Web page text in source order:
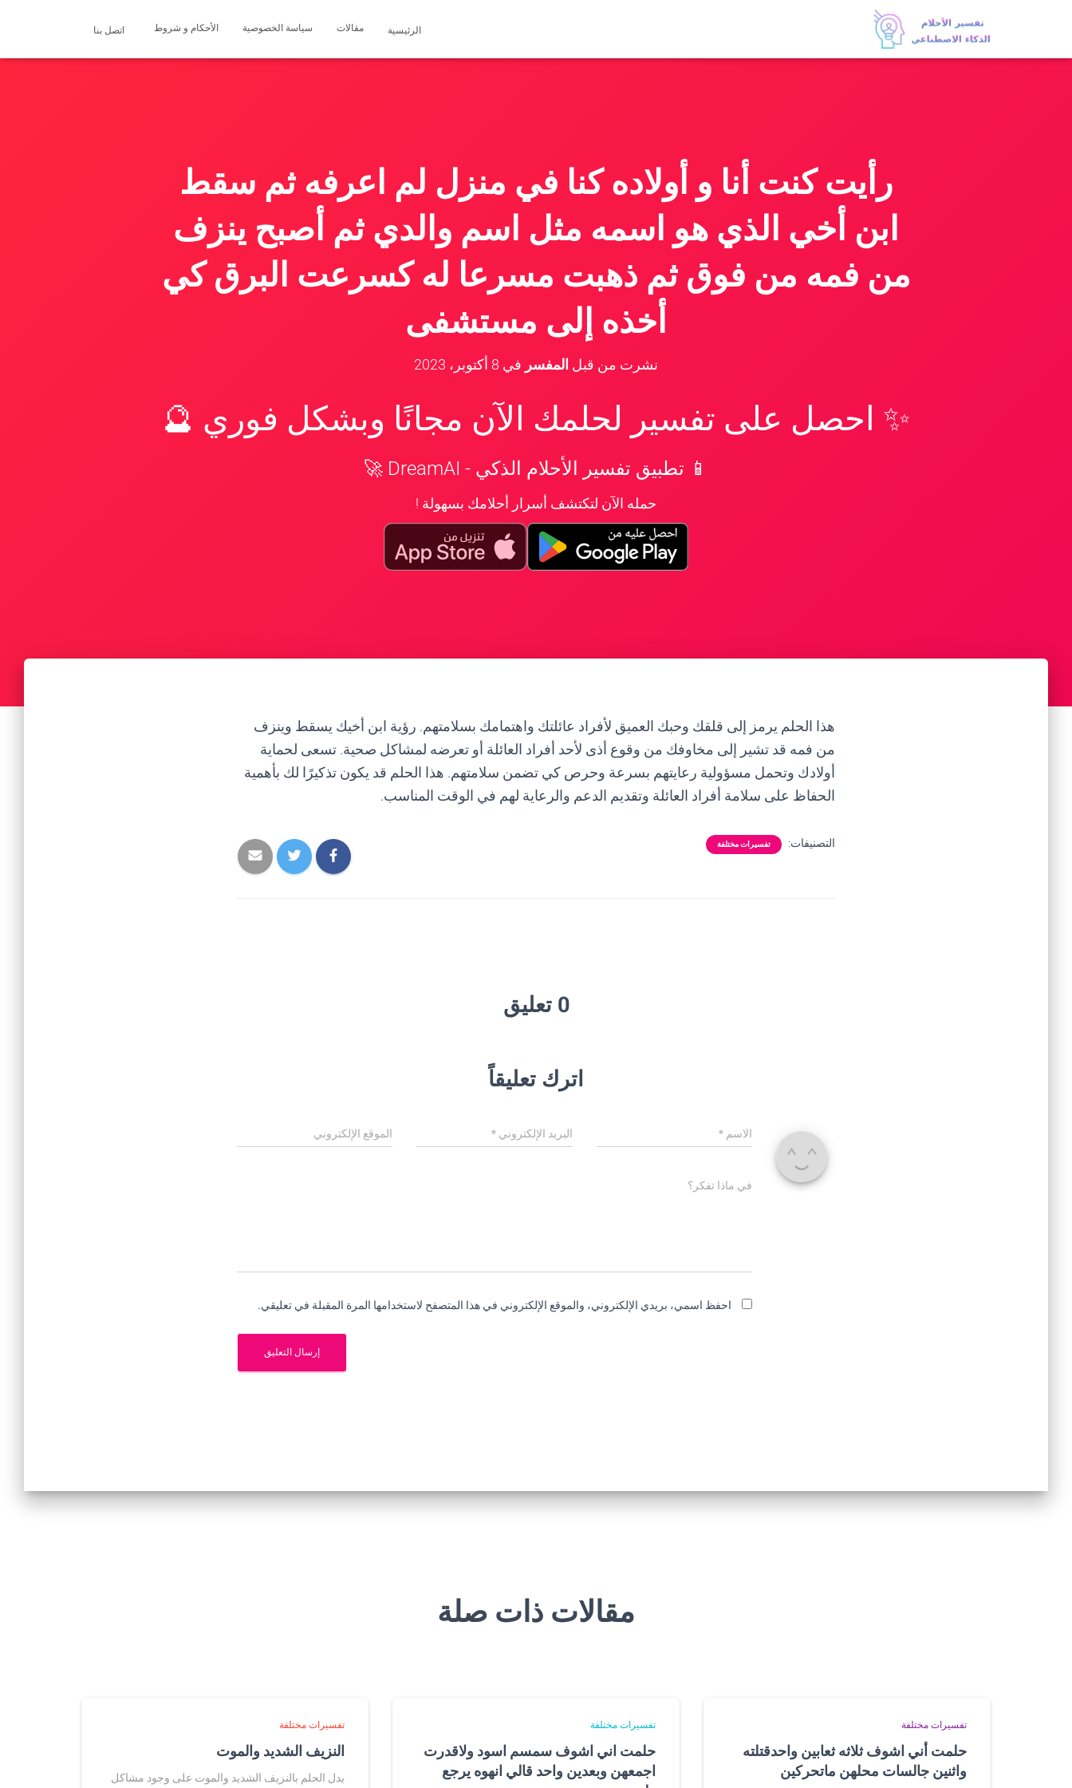
الرئيسية مقالات سياسة الخصوصية الأحكام و شروط اتصل بنا
رأيت كنت أنا و أولاده كنا في منزل لم اعرفه ثم سقط
ابن أخي الذي هو اسمه مثل اسم والدي ثم أصبح ينزف
من فمه من فوق ثم ذهبت مسرعا له كسرعت البرق كي
أخذه إلى مستشفى
نشرت من قبل المفسر في 8 أكتوبر، 2023
✨ احصل على تفسير لحلمك الآن مجانًا وبشكل فوري 🔮
📱 تطبيق تفسير الأحلام الذكي - DreamAI 🚀
حمله الآن لتكتشف أسرار أحلامك بسهولة !
هذا الحلم يرمز إلى قلقك وحبك العميق لأفراد عائلتك واهتمامك بسلامتهم. رؤية ابن أخيك يسقط وينزف
من فمه قد تشير إلى مخاوفك من وقوع أذى لأحد أفراد العائلة أو تعرضه لمشاكل صحية. تسعى لحماية
أولادك وتحمل مسؤولية رعايتهم بسرعة وحرص كي تضمن سلامتهم. هذا الحلم قد يكون تذكيرًا لك بأهمية
الحفاظ على سلامة أفراد العائلة وتقديم الدعم والرعاية لهم في الوقت المناسب.
التصنيفات: تفسيرات مختلفة
0 تعليق
اترك تعليقاً
الاسم * البريد الإلكتروني* الموقع الإلكتروني
في ماذا تفكر؟
احفظ اسمي، بريدي الإلكتروني، والموقع الإلكتروني في هذا المتصفح لاستخدامها المرة المقبلة في تعليقي.
مقالات ذات صلة
تفسيرات مختلفة
حلمت أني اشوف ثلاثه ثعابين واحدقتلته
واثنين جالسات محلهن ماتحركين
تفسيرات مختلفة
حلمت اني اشوف سمسم اسود ولاقدرت
اجمعهن وبعدين واحد قالي انهوه يرجع
تفسيرات مختلفة
النزيف الشديد والموت
يدل الحلم بالنزيف الشديد والموت على وجود مشاكل